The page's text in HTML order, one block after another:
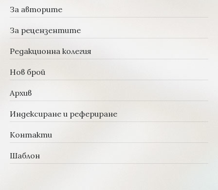
За авторите
За рецензентите
Редакционна колегия
Нов брой
Архив
Индексиране и рефериране
Контакти
Шаблон